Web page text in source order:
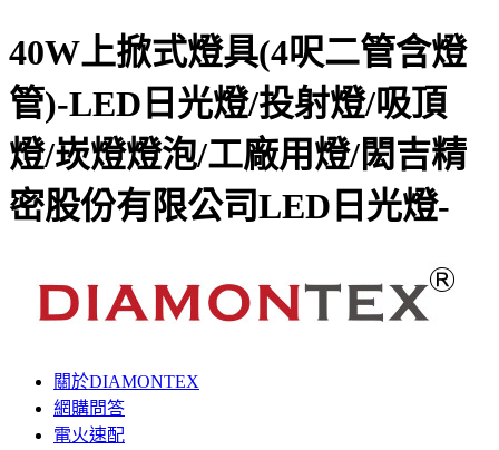
40W上掀式燈具(4呎二管含燈
管)-LED日光燈/投射燈/吸頂
燈/崁燈燈泡/工廠用燈/閎吉精
密股份有限公司LED日光燈-
關於DIAMONTEX
網購問答
電火速配